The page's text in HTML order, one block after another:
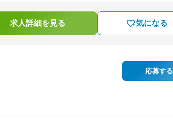
求人詳細を見る 気になる
応募する